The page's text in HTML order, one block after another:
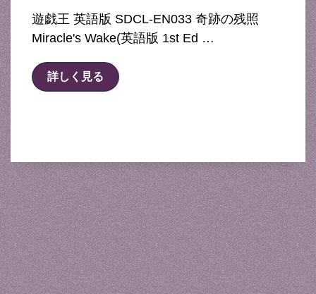
遊戯王 英語版 SDCL-EN033 奇跡の残照
Miracle's Wake(英語版 1st Ed …
詳しく見る